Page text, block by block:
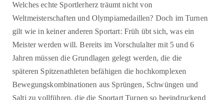
Welches echte Sportlerherz träumt nicht von
Weltmeisterschaften und Olympiamedaillen? Doch im Turnen
gilt wie in keiner anderen Sportart: Früh übt sich, was ein
Meister werden will. Bereits im Vorschulalter mit 5 und 6
Jahren müssen die Grundlagen gelegt werden, die die
späteren Spitzenathleten befähigen die hochkomplexen
Bewegungskombinationen aus Sprüngen, Schwüngen und
Salti zu vollführen, die die Sportart Turnen so beeindruckend